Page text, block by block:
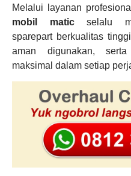
Melalui layanan
mobil maticselalu
sparepart berkualitas
aman digunakan, serta
maksimal dalam setiap